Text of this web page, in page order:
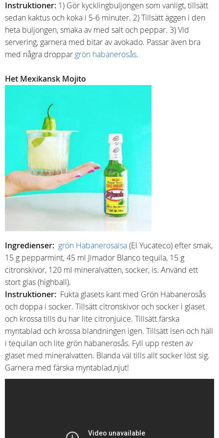
Instruktioner: 1) Gör kycklingbuljongen som vanligt, tillsätt
sedan kaktus och koka i 5-6 minuter. 2) Tillsätt äggen i den
heta buljongen, smaka av med salt och peppar. 3) Vid
servering, garnera med bitar av avokado. Passar även bra
med några droppargrön habanerosås.
Het Mexikansk Mojito
Ingredienser: grön Habanerosalsa(El Yucateco) efter smak,
15 g pepparmint, 45 ml Jimador Blanco tequila, 15 g
citronskivor, 120 ml mineralvatten, socker, is. Använd ett
stort glas (highball).
Instruktioner: Fukta glasets kant med Grön Habanerosås
och doppa i socker. Tillsätt citronskivor och socker i glaset
och krossa tills du har lite citronjuice. Tillsätt färska
myntablad och krossa blandningen igen. Tillsätt isen och häll
i tequilan och lite grön habanerosås. Fyll upp resten av
glaset med mineralvatten. Blanda väl tills allt socker löst sig.
Garnera med färska myntablad,njut!